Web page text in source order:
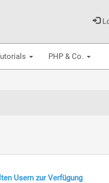
PHP & Co.
Usern zur Verfügung